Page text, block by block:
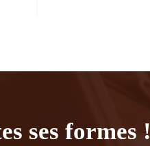
ses formes !